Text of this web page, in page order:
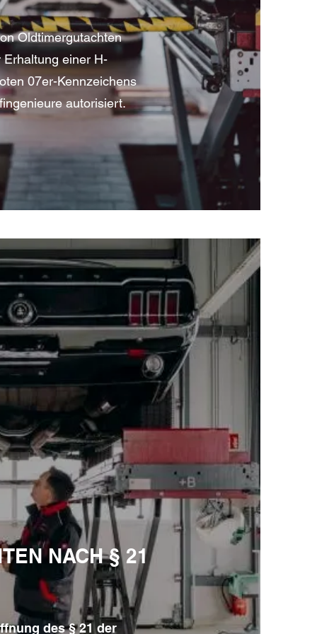
Oldtimergutachten
einer H-
07er-Kennzeichens
autorisiert.
NACH § 21
des § 21 der